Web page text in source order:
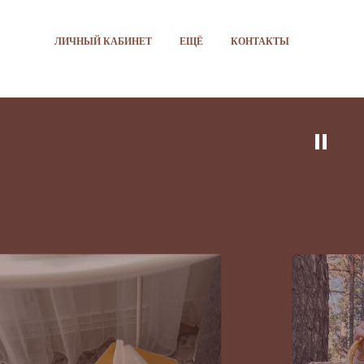
ЛИЧНЫЙ КАБИНЕТ ЕЩЁ КОНТАКТЫ